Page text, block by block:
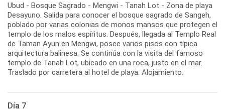
Ubud - Bosque Sagrado - Mengwi - Tanah Lot - Zona de playa
Desayuno. Salida para conocer el bosque sagrado de Sangeh,
poblado por varias colonias de monos mansos que protegen el
templo de los malos espíritus. Después, llegada al Templo Real
de Taman Ayun en Mengwi, posee varios pisos con típica
arquitectura balinesa. Se continúa con la visita del famoso
templo de Tanah Lot, ubicado en una roca, justo en el mar.
Traslado por carretera al hotel de playa. Alojamiento.
Día 7